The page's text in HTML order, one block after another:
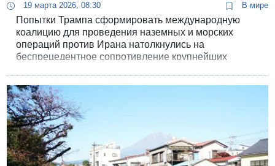
19 марта 2026, 08:30 В мире
Попытки Трампа сформировать международную
коалицию для проведения наземных и морских
операций против Ирана натолкнулись на
беспрецедентное сопротивление крупнейших
Европы и Японии открыто заявляют о нежелании
втягиваться в «непредсказуемый сценарий».